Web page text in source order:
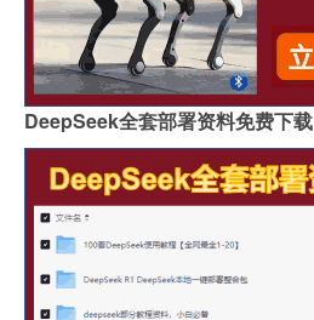
DeepSeek全套部署资料免费下载